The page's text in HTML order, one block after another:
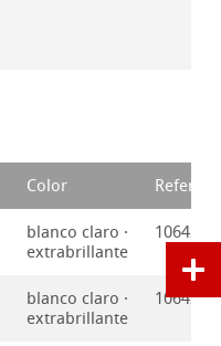
Color
blanco claro ·
extrabrillante
blanco claro ·
extrabrillante